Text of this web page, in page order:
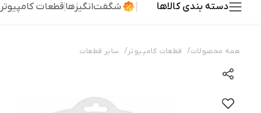
دسته بندی کالاها شگفت‌انگیزها قطعات کامپیوتر
همه محصولات/ قطعات کامپیوتر/ سایر قطعات